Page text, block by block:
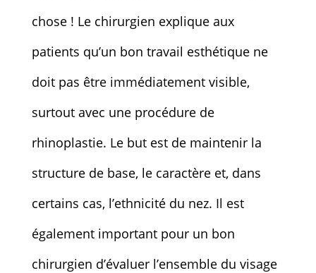
chose ! Le chirurgien explique aux
patients qu’un bon travail esthétique ne
doit pas être immédiatement visible,
surtout avec une procédure de
rhinoplastie. Le but est de maintenir la
structure de base, le caractère et, dans
certains cas, l’ethnicité du nez. Il est
également important pour un bon
chirurgien d’évaluer l’ensemble du visage